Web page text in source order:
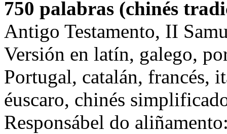
750 palabras (chinés
Antigo Testamento, II
Versión en latín, galego,
Portugal, catalán, francés,
éuscaro, chinés
Responsábel do